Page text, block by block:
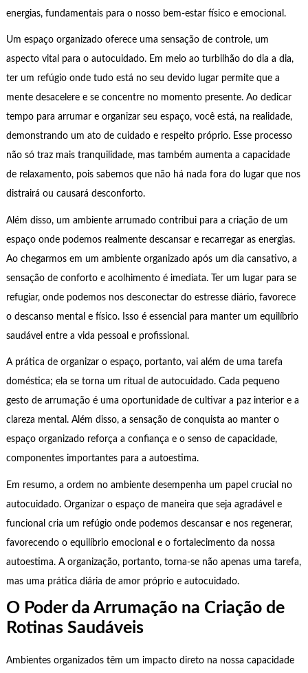
energias, fundamentais para o nosso bem-estar físico e emocional.
Um espaço organizado oferece uma sensação de controle, um
aspecto vital para o autocuidado. Em meio ao turbilhão do dia a dia,
ter um refúgio onde tudo está no seu devido lugar permite que a
mente desacelere e se concentre no momento presente. Ao dedicar
tempo para arrumar e organizar seu espaço, você está, na realidade,
demonstrando um ato de cuidado e respeito próprio. Esse processo
não só traz mais tranquilidade, mas também aumenta a capacidade
de relaxamento, pois sabemos que não há nada fora do lugar que nos
distrairá ou causará desconforto.
Além disso, um ambiente arrumado contribui para a criação de um
espaço onde podemos realmente descansar e recarregar as energias.
Ao chegarmos em um ambiente organizado após um dia cansativo, a
sensação de conforto e acolhimento é imediata. Ter um lugar para se
refugiar, onde podemos nos desconectar do estresse diário, favorece
o descanso mental e físico. Isso é essencial para manter um equilíbrio
saudável entre a vida pessoal e profissional.
A prática de organizar o espaço, portanto, vai além de uma tarefa
doméstica; ela se torna um ritual de autocuidado. Cada pequeno
gesto de arrumação é uma oportunidade de cultivar a paz interior e a
clareza mental. Além disso, a sensação de conquista ao manter o
espaço organizado reforça a confiança e o senso de capacidade,
componentes importantes para a autoestima.
Em resumo, a ordem no ambiente desempenha um papel crucial no
autocuidado. Organizar o espaço de maneira que seja agradável e
funcional cria um refúgio onde podemos descansar e nos regenerar,
favorecendo o equilíbrio emocional e o fortalecimento da nossa
autoestima. A organização, portanto, torna-se não apenas uma tarefa,
mas uma prática diária de amor próprio e autocuidado.
O Poder da Arrumação na Criação de
Rotinas Saudáveis
Ambientes organizados têm um impacto direto na nossa capacidade